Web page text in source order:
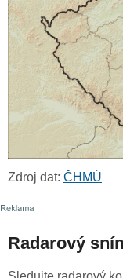
Zdroj dat: ČHMÚ
Radarový